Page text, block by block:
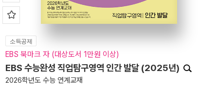
소득공제
EBS 북마크 자 (대상도서 1만원 이상)
EBS 수능완성 직업탐구영역 인간 발달 (2025년)
2026학년도 수능 연계교재